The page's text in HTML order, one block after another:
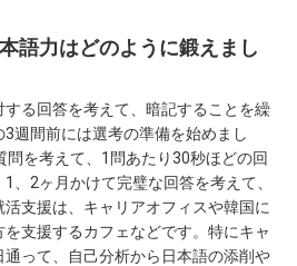
力はどのように鍛えまし
る回答を考えて、暗記することを繰
週間前には選考の準備を始めまし
問を考えて、1問あたり30秒ほどの回
、2ヶ月かけて完璧な回答を考えて、
支援は、キャリアオフィスや韓国に
支援するカフェなどです。特にキャ
通って、自己分析から日本語の添削や